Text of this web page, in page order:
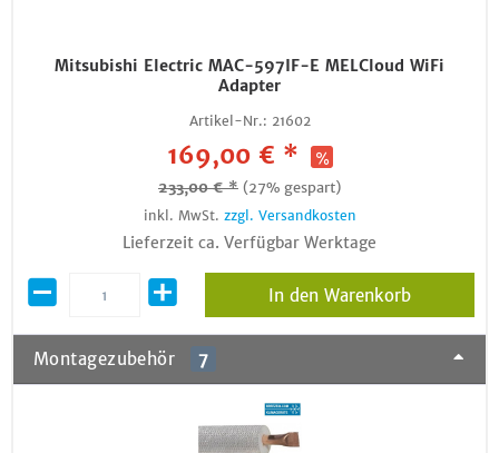
Mitsubishi Electric MAC-597IF-E MELCloud WiFi
Adapter
Artikel-Nr.: 21602
169,00 € *
233,00 € * (27% gespart)
inkl. MwSt. zzgl. Versandkosten
Lieferzeit ca. Verfügbar Werktage
In den Warenkorb
Montagezubehör 7